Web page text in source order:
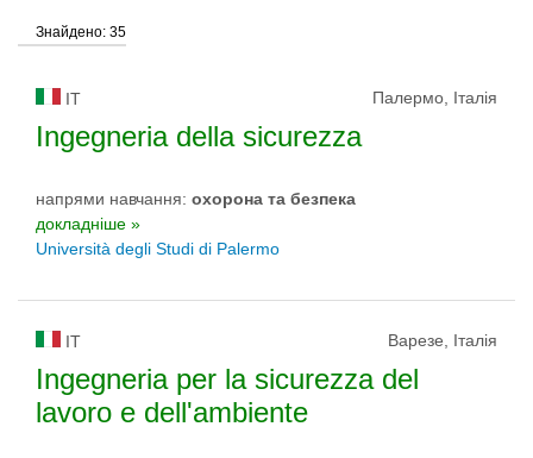
Статус університету
Знайдено: 35
IT Палермо, Італія
Ingegneria della sicurezza
напрями навчання: охорона та безпека
докладніше »
Università degli Studi di Palermo
IT Варезе, Італія
Ingegneria per la sicurezza del
lavoro e dell'ambiente